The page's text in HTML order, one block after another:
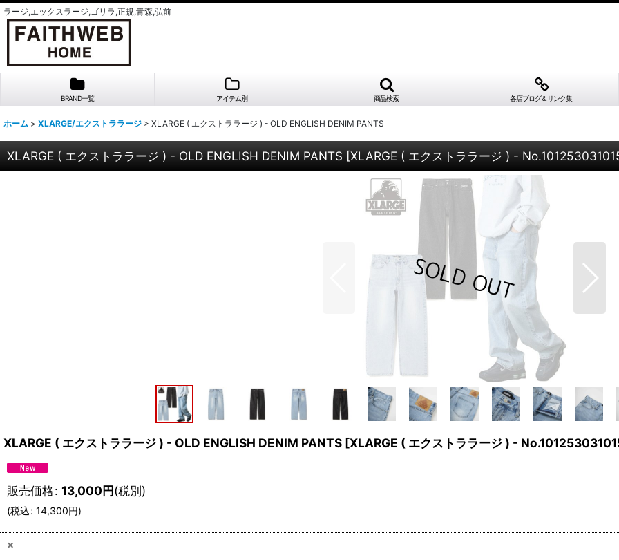
ラージ,エックスラージ,ゴリラ,正規,青森,弘前
BRAND一覧 アイテム別 商品検索 各店ブログ＆リンク集
ホーム > XLARGE/エクストララージ > XLARGE ( エクストララージ ) - OLD ENGLISH DENIM PANTS
XLARGE ( エクストララージ ) - OLD ENGLISH DENIM PANTS [XLARGE ( エクストララージ ) -
XLARGE ( エクストララージ ) - OLD ENGLISH DENIM PANTS [XLARGE ( エクストララージ ) -
販売価格: 13,000円(税別)
(税込: 14,300円)
×